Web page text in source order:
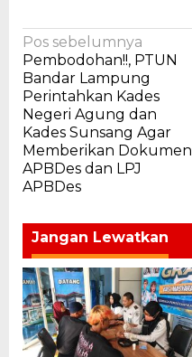
Navigasi
pos
Pos sebelumnya
Pembodohan!!, PTUN
Bandar Lampung
Perintahkan Kades
Negeri Agung dan
Kades Sunsang Agar
Memberikan Dokumen
APBDes dan LPJ
APBDes
Jangan Lewatkan